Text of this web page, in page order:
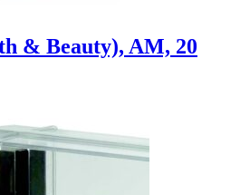
& Beauty), AM, 20